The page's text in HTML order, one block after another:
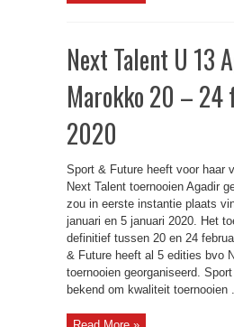
Next Talent U 13
Marokko 20 – 24
2020
Sport & Future heeft voor haar
Next Talent toernooien Agadir
zou in eerste instantie plaats
januari en 5 januari 2020. Het
definitief tussen 20 en 24
& Future heeft al 5 edities bvo
toernooien georganiseerd.
bekend om kwaliteit toernooien